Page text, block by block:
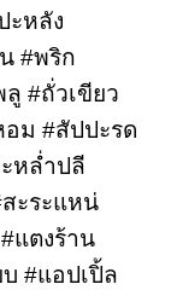
ะหลัง
#พริก
#ถั่วเขียว
อม #สัปปะรด
หล่ำปลี
ะระแหน่
แตงร้าน
#แอปเปิ้ล